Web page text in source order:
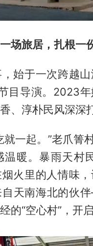
场旅居，扎根一
始于一次跨越
目导演。2023
、淳朴民风深深
就一起。”老爪箐
温暖。暴雨天村
火里的人情味
天南海北的伙
的“空心村”，开启